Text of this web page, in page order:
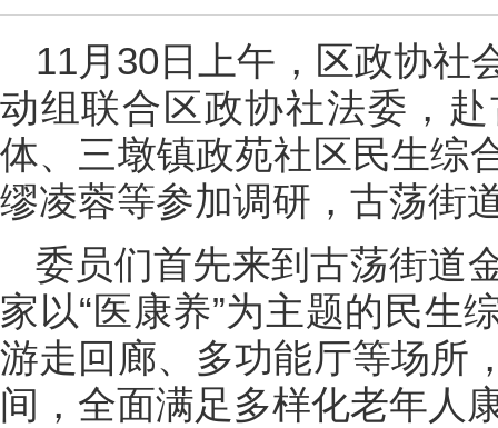
11月30日上午，区政协社
动组联合区政协社法委，
体、三墩镇政苑社区民生综
缪凌蓉等参加调研，古荡街
委员们首先来到古荡街道
家以“医康养”为主题的民生
游走回廊、多功能厅等场所
间，全面满足多样化老年人